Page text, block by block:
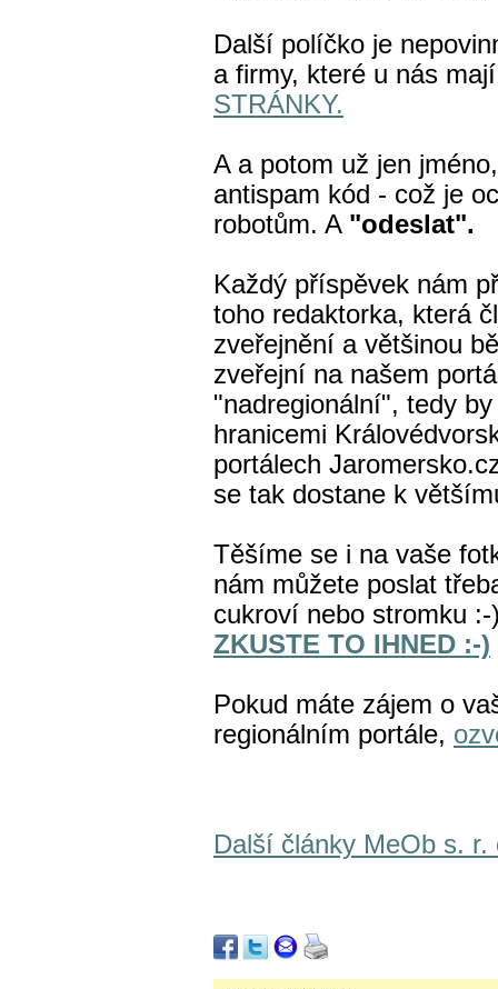
Další políčko je
a firmy, které u nás
STRÁNKY.
A a potom už jen
antispam kód - což je
robotům. A "odeslat".
Každý příspěvek nám
toho redaktorka, která
zveřejnění a většinou
zveřejní na našem
"nadregionální", tedy
hranicemi
portálech
se tak dostane k
Těšíme se i na vaše
nám můžete poslat
cukroví nebo stromku :-
ZKUSTE TO IHNED :-)
Pokud máte zájem o
regionálním portále,
Další články MeOb s. r.